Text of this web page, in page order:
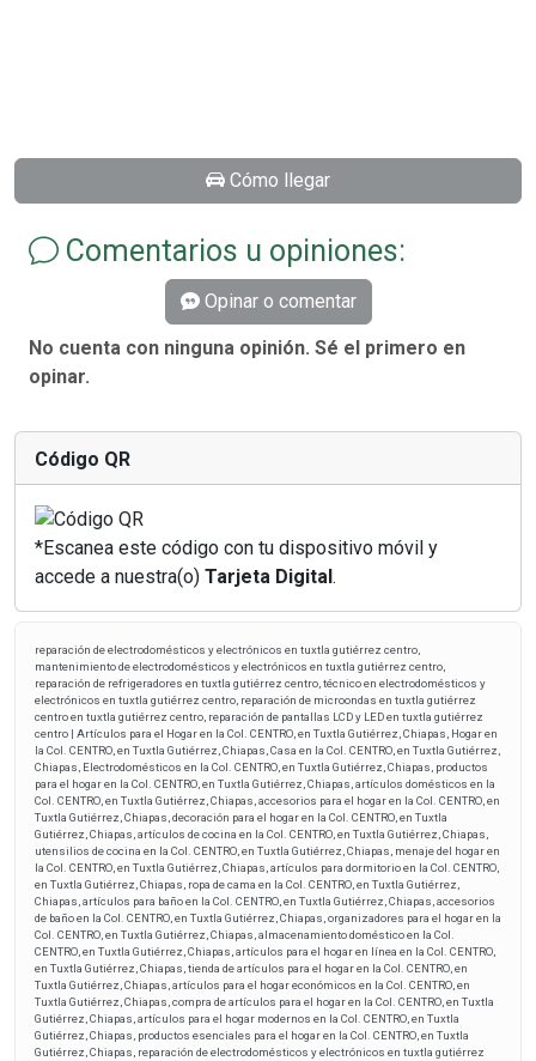
Cómo llegar
Comentarios u opiniones:
Opinar o comentar
No cuenta con ninguna opinión. Sé el primero en
opinar.
Código QR
*Escanea este código con tu dispositivo móvil y
accede a nuestra(o) Tarjeta Digital.
reparación de electrodomésticos y electrónicos en tuxtla gutiérrez centro,
mantenimiento de electrodomésticos y electrónicos en tuxtla gutiérrez centro,
reparación de refrigeradores en tuxtla gutiérrez centro, técnico en electrodomésticos y
electrónicos en tuxtla gutiérrez centro, reparación de microondas en tuxtla gutiérrez
centro en tuxtla gutiérrez centro, reparación de pantallas LCD y LED en tuxtla gutiérrez
centro | Artículos para el Hogar en la Col. CENTRO, en Tuxtla Gutiérrez, Chiapas, Hogar en
la Col. CENTRO, en Tuxtla Gutiérrez, Chiapas, Casa en la Col. CENTRO, en Tuxtla Gutiérrez,
Chiapas, Electrodomésticos en la Col. CENTRO, en Tuxtla Gutiérrez, Chiapas, productos
para el hogar en la Col. CENTRO, en Tuxtla Gutiérrez, Chiapas, artículos domésticos en la
Col. CENTRO, en Tuxtla Gutiérrez, Chiapas, accesorios para el hogar en la Col. CENTRO, en
Tuxtla Gutiérrez, Chiapas, decoración para el hogar en la Col. CENTRO, en Tuxtla
Gutiérrez, Chiapas, artículos de cocina en la Col. CENTRO, en Tuxtla Gutiérrez, Chiapas,
utensilios de cocina en la Col. CENTRO, en Tuxtla Gutiérrez, Chiapas, menaje del hogar en
la Col. CENTRO, en Tuxtla Gutiérrez, Chiapas, artículos para dormitorio en la Col. CENTRO,
en Tuxtla Gutiérrez, Chiapas, ropa de cama en la Col. CENTRO, en Tuxtla Gutiérrez,
Chiapas, artículos para baño en la Col. CENTRO, en Tuxtla Gutiérrez, Chiapas, accesorios
de baño en la Col. CENTRO, en Tuxtla Gutiérrez, Chiapas, organizadores para el hogar en la
Col. CENTRO, en Tuxtla Gutiérrez, Chiapas, almacenamiento doméstico en la Col.
CENTRO, en Tuxtla Gutiérrez, Chiapas, artículos para el hogar en línea en la Col. CENTRO,
en Tuxtla Gutiérrez, Chiapas, tienda de artículos para el hogar en la Col. CENTRO, en
Tuxtla Gutiérrez, Chiapas, artículos para el hogar económicos en la Col. CENTRO, en
Tuxtla Gutiérrez, Chiapas, compra de artículos para el hogar en la Col. CENTRO, en Tuxtla
Gutiérrez, Chiapas, artículos para el hogar modernos en la Col. CENTRO, en Tuxtla
Gutiérrez, Chiapas, productos esenciales para el hogar en la Col. CENTRO, en Tuxtla
Gutiérrez, Chiapas, reparación de electrodomésticos y electrónicos en tuxtla gutiérrez